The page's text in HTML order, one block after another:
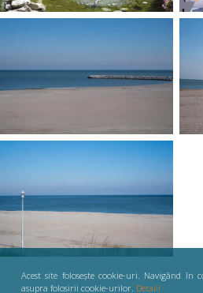
Acest site folosește cookie-uri. Navigând în
asupra folosirii cookie-urilor. Detalii